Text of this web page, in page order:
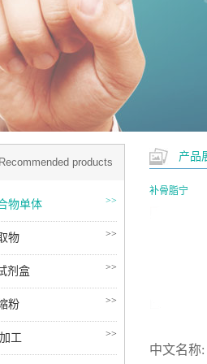
Recommended products
物单体 >>
物 >>
剂盒 >>
粉 >>
工 >>
产品
补骨脂宁
中文名称: